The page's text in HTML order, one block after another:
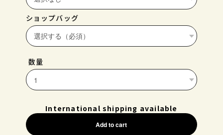
ショップバッグ
数量
International shipping available
Add to cart